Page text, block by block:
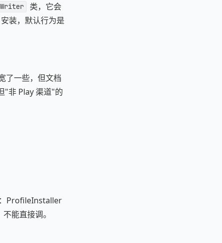
类，它会
装，默认行为是
了一些，但文档
"非 Play 渠道"的
ProfileInstaller
能直接调。